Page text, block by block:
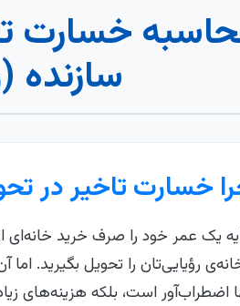
خسارت
سازنده
خسارت تاخیر در
یک عمر خود را صرف خرید خانه‌ای
رؤیایی‌تان را تحویل بگیرید. اما
اضطراب‌آور است، بلکه هزینه‌های